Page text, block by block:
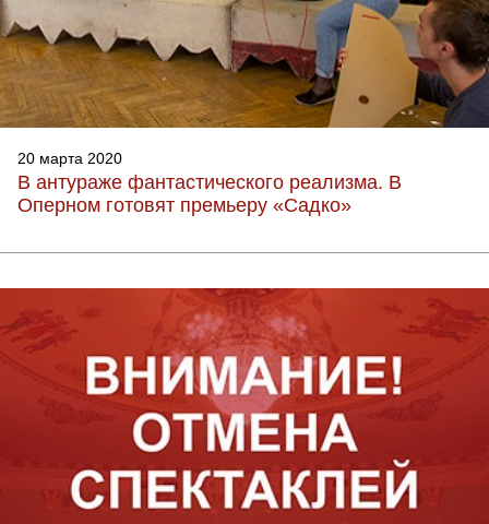
20 марта 2020
В антураже фантастического реализма. В
Оперном готовят премьеру «Садко»